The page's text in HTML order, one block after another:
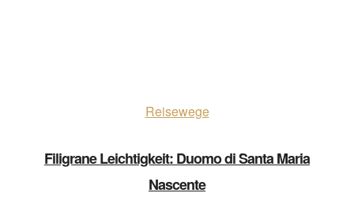
Reisewege
Filigrane Leichtigkeit: Duomo di Santa Maria
Nascente